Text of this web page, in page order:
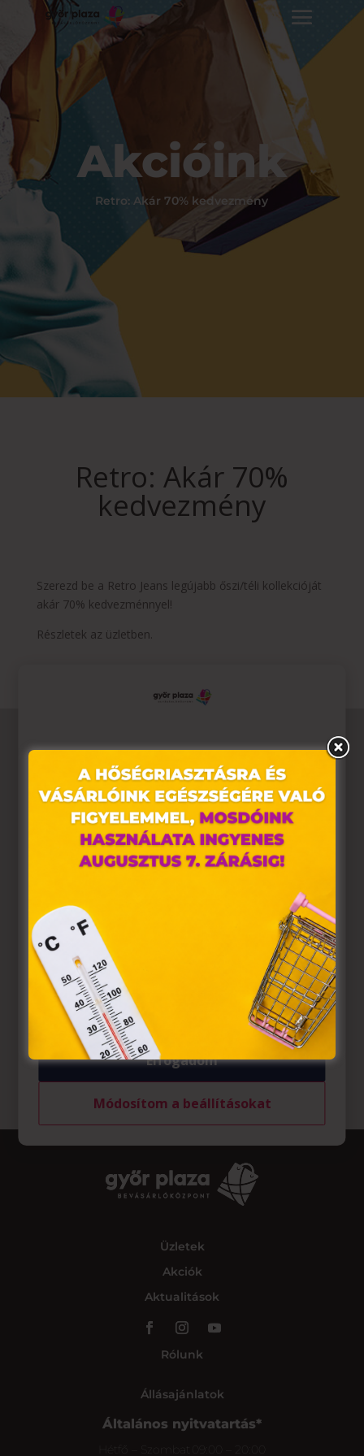
Akcióink
Retro: Akár 70% kedvezmény
Retro: Akár 70%
kedvezmény
Szerezd be a Retro Jeans legújabb őszi/téli kollekcióját
akár 70% kedvezménnyel!
Részletek az üzletben.
Üzletek
Akciók
Aktualitások
Rólunk
Állásajánlatok
Általános nyitvatartás*
Weboldalunkon „cookie"-kat (továbbiakban „süti")
alkalmazunk. Ezek olyan fájlok, melyek információt
tárolnak webes böngészőjében. Ehhez az Ön
hozzájárulása szükséges.
A „sütiket" az elektronikus hírközlésről szóló 2003. évi C.
törvény, az elektronikus kereskedelmi szolgáltatások, az
információs társadalommal összefüggő szolgáltatások
egyes kérdéseiről szóló 2001. évi CVIII. törvény, valamint
az Európai Unió előírásainak megfelelően használjuk.
Azon weblapoknak, melyek az Európai Unió országain
belül működnek, a „sütik" használatához, és ezeknek a
felhasználó számítógépén vagy egyéb eszközén történő
tárolásához a felhasználók hozzájárulását kell kérniük.
Elfogadom
Módosítom a beállításokat